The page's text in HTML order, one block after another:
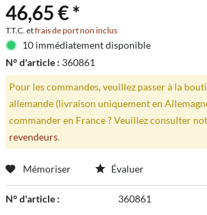
46,65 € *
T.T.C. etfrais de port non inclus
10 immédiatement disponible
N° d'article : 360861
Pour les commandes, veuillez passer à la
allemande (livraison uniquement en
commander en France ? Veuillez consulter
revendeurs.
Mémoriser Évaluer
N° d'article : 360861